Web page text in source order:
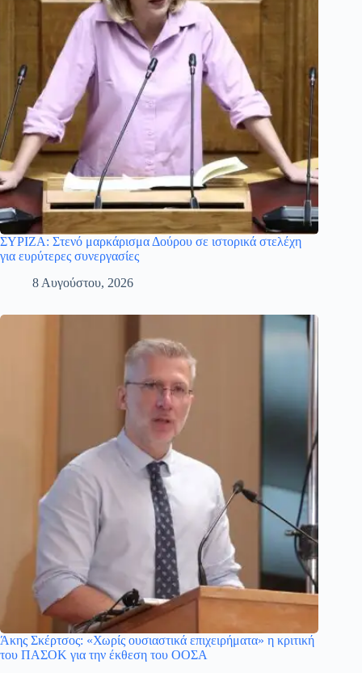
ΣΥΡΙΖΑ: Στενό μαρκάρισμα Δούρου σε ιστορικά στελέχη
για ευρύτερες συνεργασίες
8 Αυγούστου, 2026
Άκης Σκέρτσος: «Χωρίς ουσιαστικά επιχειρήματα» η κριτική
του ΠΑΣΟΚ για την έκθεση του ΟΟΣΑ